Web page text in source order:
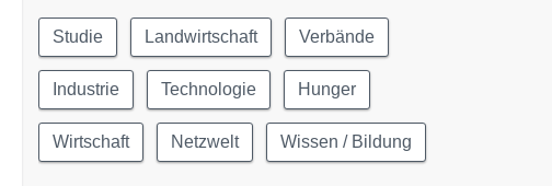
Studie Landwirtschaft Verbände
Industrie Technologie Hunger
Wirtschaft Netzwelt Wissen / Bildung